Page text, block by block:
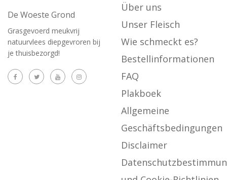
De Woeste Grond
Grasgevoerd meukvrij
natuurvlees diepgevroren bij
je thuisbezorgd!
Über uns
Unser Fleisch
Wie schmeckt es?
Bestellinformationen
FAQ
Plakboek
Allgemeine
Geschäftsbedingungen
Disclaimer